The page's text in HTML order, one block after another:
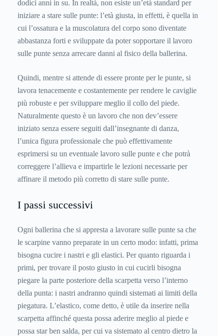
dodici anni in su. In realtà, non esiste un’età standard per
iniziare a stare sulle punte: l’età giusta, in effetti, è quella in
cui l’ossatura e la muscolatura del corpo sono diventate
abbastanza forti e sviluppate da poter sopportare il lavoro
sulle punte senza arrecare danni al fisico della ballerina.
Quindi, mentre si attende di essere pronte per le punte, si
lavora tenacemente e costantemente per rendere le caviglie
più robuste e per sviluppare meglio il collo del piede.
Naturalmente questo è un lavoro che non dev’essere
iniziato senza essere seguiti dall’insegnante di danza,
l’unica figura professionale che può effettivamente
esprimersi su un eventuale lavoro sulle punte e che potrà
correggere l’allieva e impartirle le lezioni necessarie per
affinare il metodo più corretto di stare sulle punte.
I passi successivi
Ogni ballerina che si appresta a lavorare sulle punte sa che
le scarpine vanno preparate in un certo modo: infatti, prima
bisogna cucire i nastri e gli elastici. Per quanto riguarda i
primi, per trovare il posto giusto in cui cucirli bisogna
piegare la parte posteriore della scarpetta verso l’interno
della punta: i nastri andranno quindi sistemati ai limiti della
piegatura. L’elastico, come detto, è utile da inserire nella
scarpetta affinché questa possa aderire meglio al piede e
possa star ben salda, per cui va sistemato al centro dietro la